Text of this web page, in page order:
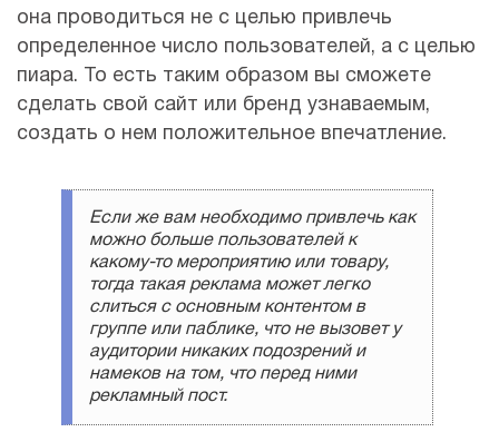
она проводиться не с целью привлечь
определенное число пользователей, а с целью
пиара. То есть таким образом вы сможете
сделать свой сайт или бренд узнаваемым,
создать о нем положительное впечатление.
Если же вам необходимо привлечь как
можно больше пользователей к
какому-то мероприятию или товару,
тогда такая реклама может легко
слиться с основным контентом в
группе или паблике, что не вызовет у
аудитории никаких подозрений и
намеков на том, что перед ними
рекламный пост.